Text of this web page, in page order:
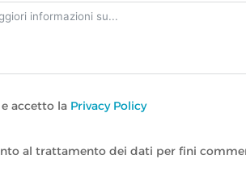
accetto la Privacy Policy
al trattamento dei dati per fini